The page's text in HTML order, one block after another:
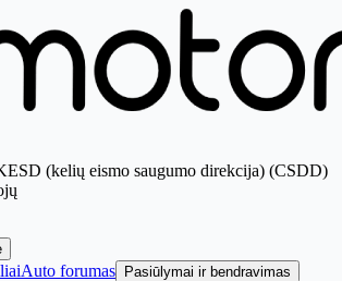
(kelių eismo saugumo direkcija) (CSDD)
Auto forumas Pasiūlymai ir bendravimas